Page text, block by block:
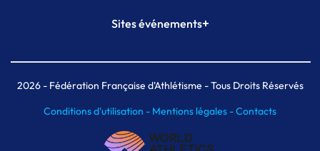
Plateforme Formation
Sites événements+
Meeting de Paris indoor
MAIF Ekiden de Paris
2026- Fédération Française d'Athlétisme - Tous Droits Réservés
Conditions d'utilisation - Mentions légales -Contacts